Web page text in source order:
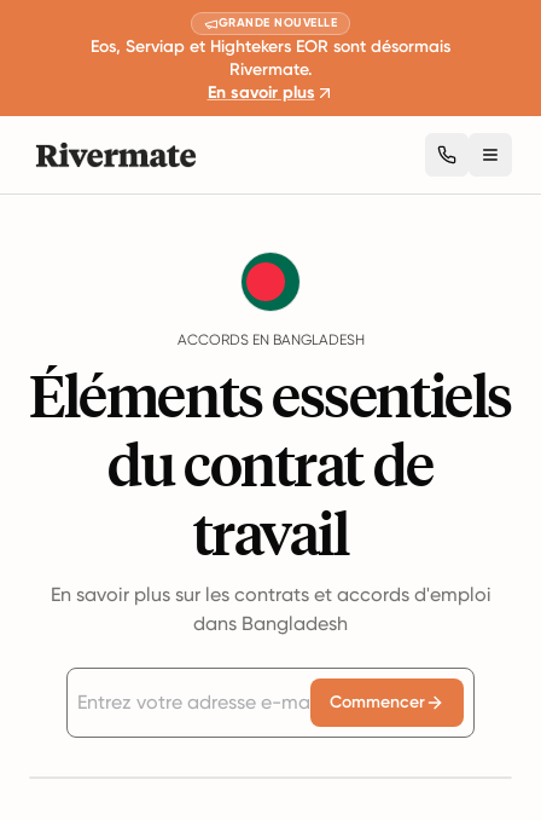
GRANDE NOUVELLE
Eos, Serviap et Hightekers EOR sont désormais
Rivermate.
En savoir plus
ACCORDS EN BANGLADESH
Éléments essentiels
du contrat de
travail
En savoir plus sur les contrats et accords d'emploi
dans Bangladesh
Commencer